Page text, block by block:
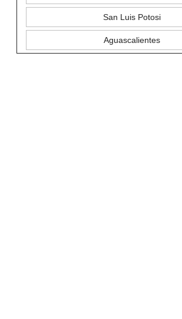
San Luis Potosi
Aguascalientes